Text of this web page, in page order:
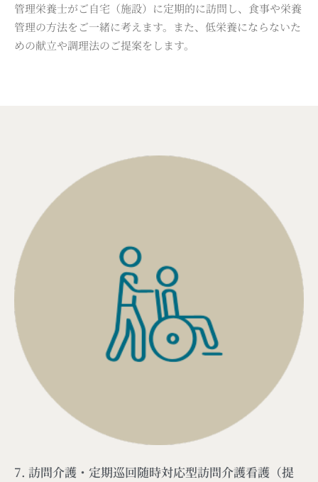
管理栄養士がご自宅（施設）に定期的に訪問し、食事や栄養
管理の方法をご一緒に考えます。また、低栄養にならないた
めの献立や調理法のご提案をします。
7. 訪問介護・定期巡回随時対応型訪問介護看護（提